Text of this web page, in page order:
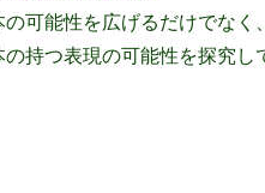
可能性を広げるだけでなく
持つ表現の可能性を探究し